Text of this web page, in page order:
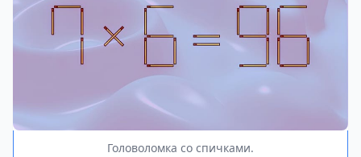
Головоломка со спичками.